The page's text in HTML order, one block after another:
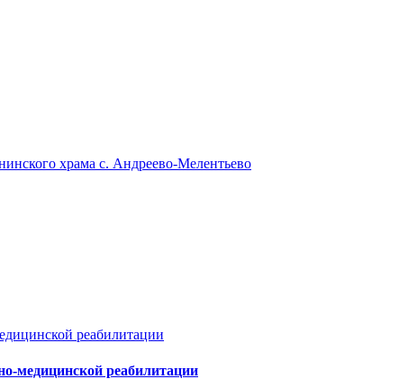
храма с. Андреево-Мелентьево
медицинской реабилитации